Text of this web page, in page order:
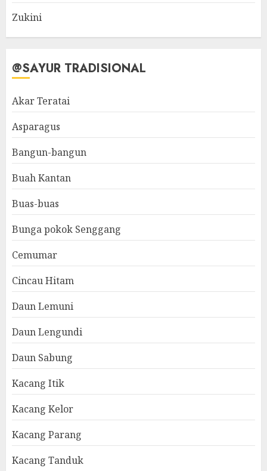
Zukini
@SAYUR TRADISIONAL
Akar Teratai
Asparagus
Bangun-bangun
Buah Kantan
Buas-buas
Bunga pokok Senggang
Cemumar
Cincau Hitam
Daun Lemuni
Daun Lengundi
Daun Sabung
Kacang Itik
Kacang Kelor
Kacang Parang
Kacang Tanduk